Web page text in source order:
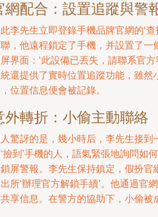
網配合：設置追蹤與警
李先生立即登錄手機品牌官網的‘
，他遠程鎖定了手機，并設置了一
界面：‘此設備已丟失，請聯系官
還提供了實時位置追蹤功能，雖然
位置信息便會被記錄。
外轉折：小偷主動聯絡
驚訝的是，幾小時后，李先生接到
撿到’手機的人，語氣緊張地詢問如
屏警報。李先生保持鎮定，假扮官
所‘辦理官方解鎖手續’。他通過官
享信息。在警方的協助下，小偷被